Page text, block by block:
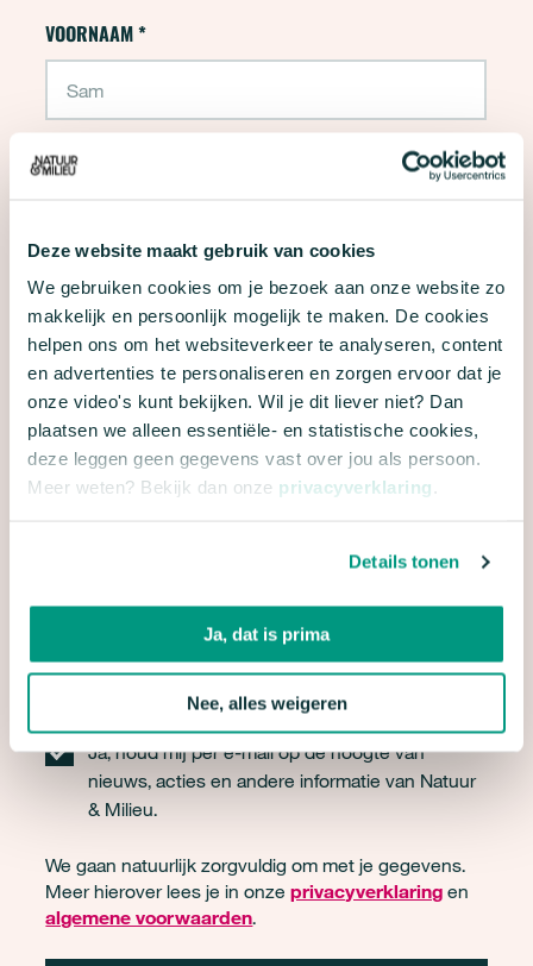
Deze website maakt gebruik van cookies
We gebruiken cookies om je bezoek aan onze website zo
makkelijk en persoonlijk mogelijk te maken. De cookies
helpen ons om het websiteverkeer te analyseren, content
en advertenties te personaliseren en zorgen ervoor dat je
onze video's kunt bekijken. Wil je dit liever niet? Dan
plaatsen we alleen essentiële- en statistische cookies,
deze leggen geen gegevens vast over jou als persoon.
Meer weten? Bekijk dan onze privacyverklaring .
Details tonen
Ja, dat is prima
Nee, alles weigeren
Aanvraag - Hand-out autodelen
" geeft vereiste velden aan
VOORNAAM*
TUSSENVOEGSEL
ACHTERNAAM*
E-MAILADRES*
Als je je telefoonnummer invult kan Natuur & Milieu je bellen
met informatie over ons werk en vragen om donateur te
worden. Je kunt je altijd afmelden.
Ja, houd mij per e-mail op de hoogte van
nieuws, acties en andere informatie van Natuur
& Milieu.
We gaan natuurlijk zorgvuldig om met je gegevens.
Meer hierover lees je in onzeprivacyverklaring en
algemene voorwaarden.